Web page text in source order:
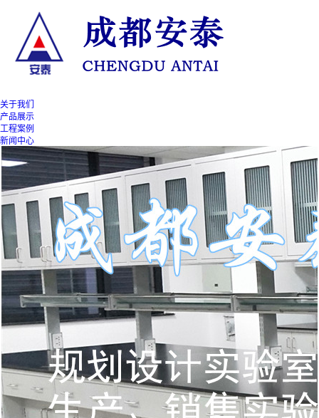
关于我们
产品展示
工程案例
新闻中心